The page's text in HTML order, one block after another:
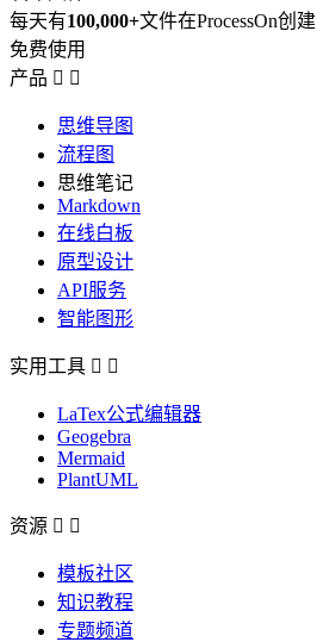
每天有100,000+文件在ProcessOn创建
免费使用
产品  
思维导图
流程图
思维笔记
Markdown
在线白板
原型设计
API服务
智能图形
实用工具  
LaTex公式编辑器
Geogebra
Mermaid
PlantUML
资源  
模板社区
知识教程
专题频道